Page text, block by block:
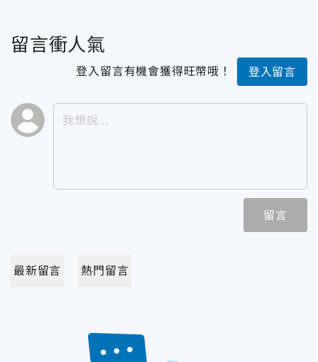
留言衝人氣
登入留言有機會獲得旺幣哦！ 登入留言
留言
最新留言 熱門留言